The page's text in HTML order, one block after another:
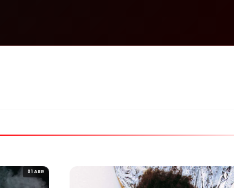
01 ABR